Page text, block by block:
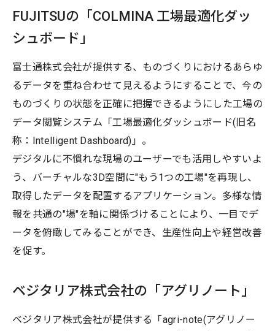
FUJITSUの「COLMINA 工場最適化ダッ
シュボード」
富士通株式会社が提供する、ものづくりにおけるあらゆ
るデータを重ね合わせて見えるようにすることで、今の
ものづくりの状態を正確に把握できるようにした工場の
データ閲覧システム「工場最適化ダッシュボード(旧名
称：Intelligent Dashboard)」。
デジタルに不慣れな現場のユーザーでも活用しやすいよ
う、バーチャルな3D空間に"もう1つの工場"を再現し、
取得したデータを配置するアプリケーション。多様な情
報を共通の"場"を軸に関係づけることにより、一目でデ
ータを俯瞰してみることができ、生産性向上や経営改善
を促す。
ベジタリア株式会社の「アグリノート」
ベジタリア株式会社が提供する「agri-note(アグリノー